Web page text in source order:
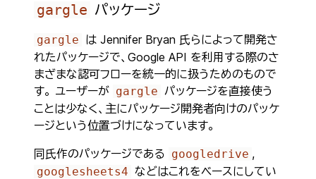
gargle パッケージ
gargle は Jennifer Bryan 氏らによって開発さ
れたパッケージで、Google API を利用する際のさ
まざまな認可フローを統一的に扱うためのもので
す。 ユーザーが gargle パッケージを直接使う
ことは少なく、主にパッケージ開発者向けのパッケ
ージという位置づけになっています。
同氏作のパッケージである googledrive ,
googlesheets4 などはこれをベースにしてい